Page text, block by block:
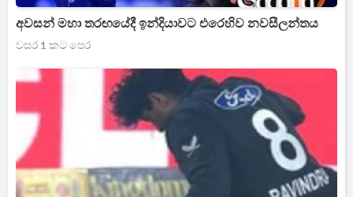
අවසන් මහා තරඟයේදී ඉන්දියාවට එරෙහිව නවසීලන්තය
වසර 1 කට පෙර